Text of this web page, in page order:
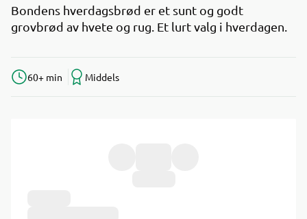
Bondens hverdagsbrød er et sunt og godt
grovbrød av hvete og rug. Et lurt valg i hverdagen.
60+ min Middels